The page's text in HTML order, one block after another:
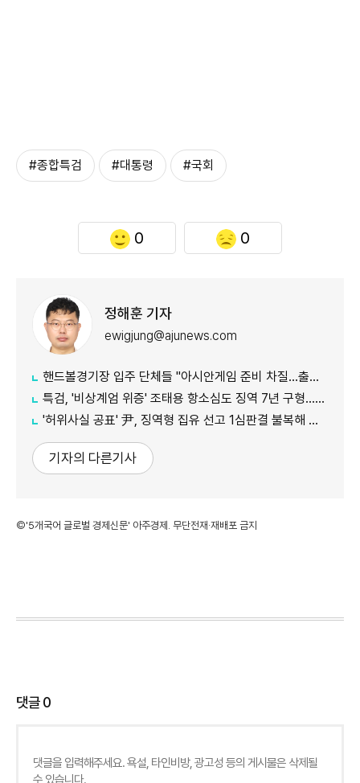
#종합특검 #대통령 #국회
0 0
정해훈 기자
ewigjung@ajunews.com
핸드볼경기장 입주 단체들 "아시안게임 준비 차질…출입 협조 간곡히 요청"
특검, '비상계엄 위증' 조태용 항소심도 징역 7년 구형…내달 19일 선고
'허위사실 공표' 尹, 징역형 집유 선고 1심판결 불복해 항소
기자의 다른기사
©'5개국어 글로벌 경제신문' 아주경제. 무단전재·재배포 금지
댓글0